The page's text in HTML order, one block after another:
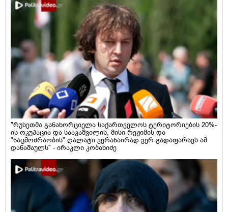
"რუსეთმა განახორციელა საქართველოს ტერიტორიების 20%-
ის ოკუპაცია და სააკაშვილის, მისი რეჟიმის და
"ნაცმოძრაობის" ღალატი ვერანაირად ვერ გადაფარავს ამ
დანაშაულს" - ირაკლი კობახიძე